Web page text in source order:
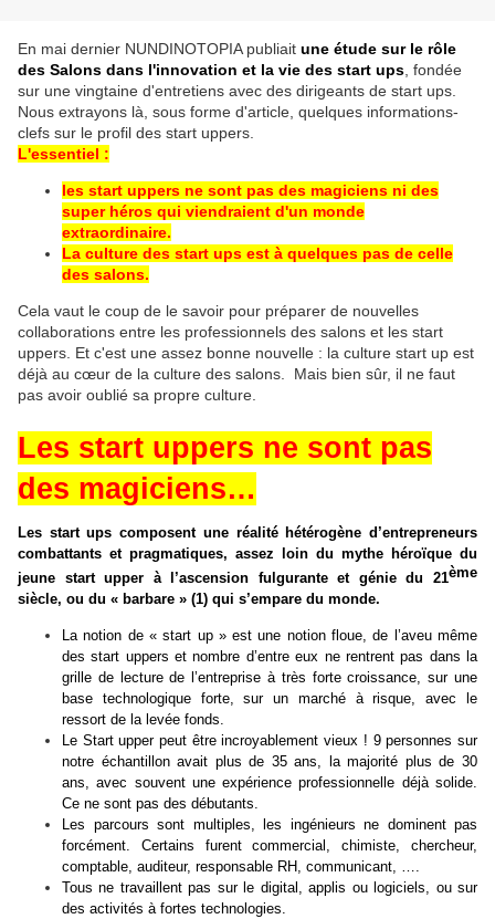
En mai dernier NUNDINOTOPIA publiait une étude sur le rôle
des Salons dans l'innovation et la vie des start ups , fondée
sur une vingtaine d'entretiens avec des dirigeants de start ups.
Nous extrayons là, sous forme d'article, quelques informations-
clefs sur le profil des start uppers.
L'essentiel :
les start uppers ne sont pas des magiciens ni des
super héros qui viendraient d'un monde
extraordinaire.
La culture des start ups est à quelques pas de celle
des salons.
Cela vaut le coup de le savoir pour préparer de nouvelles
collaborations entre les professionnels des salons et les start
uppers. Et c'est une assez bonne nouvelle : la culture start up est
déjà au cœur de la culture des salons. Mais bien sûr, il ne faut
pas avoir oublié sa propre culture.
Les start uppers ne sont pas
des magiciens…
Les start ups composent une réalité hétérogène d’entrepreneurs
combattants et pragmatiques, assez loin du mythe héroïque du
jeune start upper à l’ascension fulgurante et génie du 21ème
siècle, ou du « barbare » (1) qui s’empare du monde.
La notion de « start up » est une notion floue, de l’aveu même
des start uppers et nombre d’entre eux ne rentrent pas dans la
grille de lecture de l’entreprise à très forte croissance, sur une
base technologique forte, sur un marché à risque, avec le
ressort de la levée fonds.
Le Start upper peut être incroyablement vieux ! 9 personnes sur
notre échantillon avait plus de 35 ans, la majorité plus de 30
ans, avec souvent une expérience professionnelle déjà solide.
Ce ne sont pas des débutants.
Les parcours sont multiples, les ingénieurs ne dominent pas
forcément. Certains furent commercial, chimiste, chercheur,
comptable, auditeur, responsable RH, communicant, ….
Tous ne travaillent pas sur le digital, applis ou logiciels, ou sur
des activités à fortes technologies.